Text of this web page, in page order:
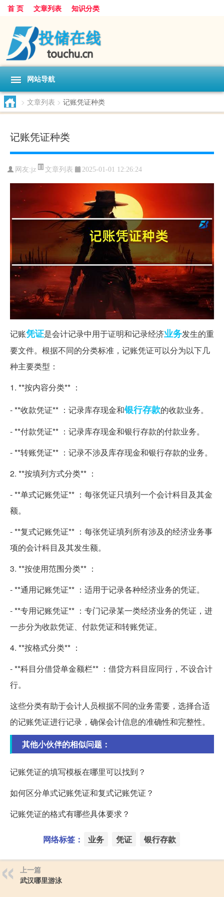
首 页 文章列表 知识分类
网站导航
> 文章列表 > 记账凭证种类
记账凭证种类
网友:jz 文章列表 2025-01-01 12:26:24
记账凭证是会计记录中用于证明和记录经济业务发生的重
要文件。根据不同的分类标准，记账凭证可以分为以下几
种主要类型：
1. **按内容分类** ：
- **收款凭证** ：记录库存现金和银行存款的收款业务。
- **付款凭证** ：记录库存现金和银行存款的付款业务。
- **转账凭证** ：记录不涉及库存现金和银行存款的业务。
2. **按填列方式分类** ：
- **单式记账凭证** ：每张凭证只填列一个会计科目及其金
额。
- **复式记账凭证** ：每张凭证填列所有涉及的经济业务事
项的会计科目及其发生额。
3. **按使用范围分类** ：
- **通用记账凭证** ：适用于记录各种经济业务的凭证。
- **专用记账凭证** ：专门记录某一类经济业务的凭证，进
一步分为收款凭证、付款凭证和转账凭证。
4. **按格式分类** ：
- **科目分借贷单金额栏** ：借贷方科目应同行，不设合计
行。
这些分类有助于会计人员根据不同的业务需要，选择合适
的记账凭证进行记录，确保会计信息的准确性和完整性。
其他小伙伴的相似问题：
记账凭证的填写模板在哪里可以找到？
如何区分单式记账凭证和复式记账凭证？
记账凭证的格式有哪些具体要求？
网络标签： 业务 凭证 银行存款
上一篇
武汉哪里游泳